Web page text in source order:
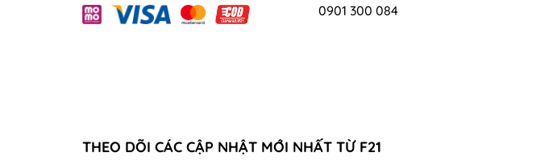
0901 300 084
THEO DÕI CÁC CẬP NHẬT MỚI NHẤT TỪ F21